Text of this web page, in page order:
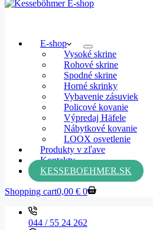
E-shop
Vysoké skrine
Rohové skrine
Spodné skrine
Horné skrinky
Vybavenie zásuviek
Policové kovanie
Výpredaj Häfele
Nábytkové kovanie
LOOX osvetlenie
Produkty v zľave
Kontakty
KESSEBOEHMER.SK
Shopping cart0,00 € 0
044 / 55 24 262